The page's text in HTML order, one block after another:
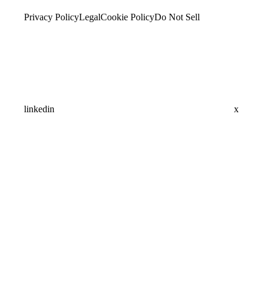
Privacy PolicyLegalCookie PolicyDo Not Sell
linkedin x